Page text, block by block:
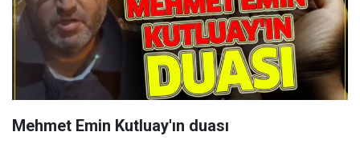
Mehmet Emin Kutluay'ın duası